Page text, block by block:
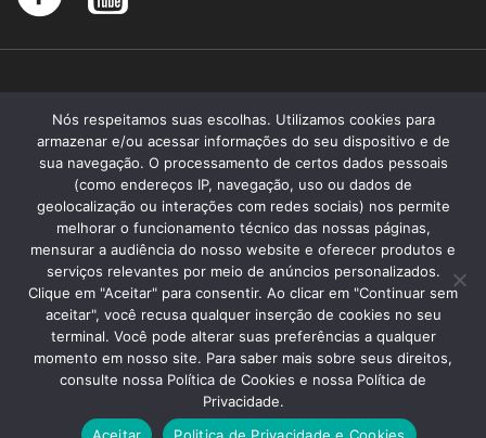
Santa Memória 2019 - Todos os direitos reservados
Faculdade de Ciências Médicas da Santa Casa de São Paulo
Nós respeitamos suas escolhas. Utilizamos cookies para
armazenar e/ou acessar informações do seu dispositivo e de
sua navegação. O processamento de certos dados pessoais
(como endereços IP, navegação, uso ou dados de
geolocalização ou interações com redes sociais) nos permite
melhorar o funcionamento técnico das nossas páginas,
mensurar a audiência do nosso website e oferecer produtos e
serviços relevantes por meio de anúncios personalizados.
Clique em "Aceitar" para consentir. Ao clicar em "Continuar sem
aceitar", você recusa qualquer inserção de cookies no seu
terminal. Você pode alterar suas preferências a qualquer
momento em nosso site. Para saber mais sobre seus direitos,
consulte nossa Política de Cookies e nossa Política de
Privacidade.
Aceitar
Politica de Privacidade e Cookies